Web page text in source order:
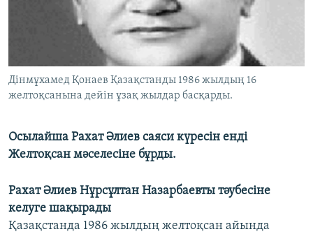
Басқа тілдерде
Дінмұхамед Қонаев Қазақстанды 1986 жылдың 16
желтоқсанына дейін ұзақ жылдар басқарды.
Осылайша Рахат Әлиев саяси күресін енді
Желтоқсан мәселесіне бұрды.
Рахат Әлиев Нұрсұлтан Назарбаевты тәубесіне
келуге шақырады
Қазақстанда 1986 жылдың желтоқсан айында